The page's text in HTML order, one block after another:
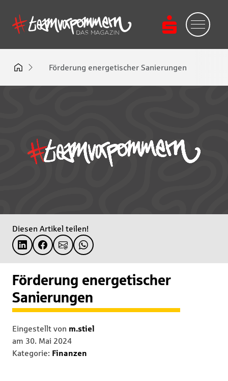
Förderung energetischer Sanierungen
Diesen Artikel teilen!
Förderung energetischer
Sanierungen
Eingestellt von m.stiel
am 30. Mai 2024
Kategorie: Finanzen